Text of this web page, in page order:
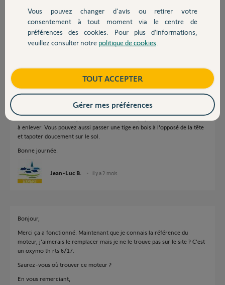
Devis avec un pro
Contact
il y a 2 mois
Participer au fil de discussion
Réponses
Si vous avez oté les vis, il faut tirer sur la tête qui peut parfois être difficile
à enlever. Vous pouvez aussi passer une tige en bois à l'opposé de la tête
et tapoter doucement sur le sol.
Bonne journée.
Jean-Luc B. il y a 2 mois
Bonjour,
Merci ça a fonctionné. Maintenant que je connais la référence du
moteur, j'aimerais le remplacer mais je ne le trouve pas sur le site ? C'est
un oxymo th rts 6/17.
Saurez-vous où trouver ce moteur ?
En vous remerciant,
Vous pouvez changer d'avis ou retirer votre
consentement à tout moment via le centre de
préférences des cookies. Pour plus d’informations,
veuillez consulter notre politique de cookies
TOUT ACCEPTER
Gérer mes préférences